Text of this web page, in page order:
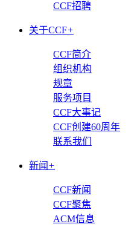
CCF招聘
关于CCF+
CCF简介
组织机构
规章
服务项目
CCF大事记
CCF创建60周年
联系我们
新闻 +
CCF新闻
CCF聚焦
ACM信息